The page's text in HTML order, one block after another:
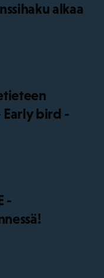
alkaa
Early bird -
-